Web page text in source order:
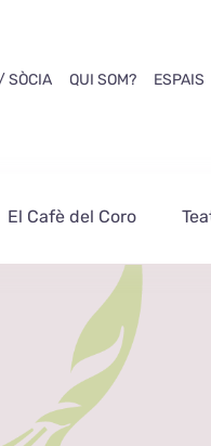
SÒCIA QUI SOM? ESPAIS
El Cafè del Coro